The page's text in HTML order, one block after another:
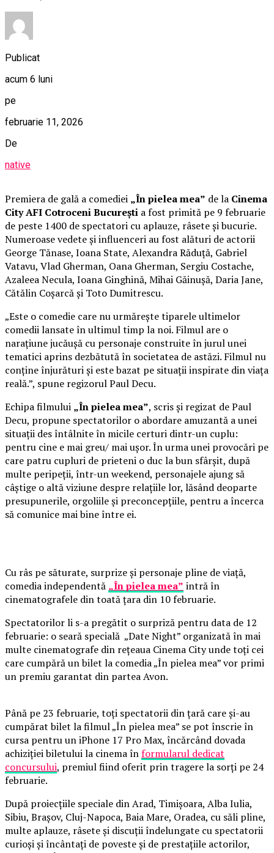
Publicat
acum 6 luni
pe
februarie 11, 2026
De
native
Premiera de gală a comediei „În pielea mea” de la Cinema
City AFI Cotroceni București a fost primită pe 9 februarie
de peste 1400 de spectatori cu aplauze, râsete și bucurie.
Numeroase vedete și influenceri au fost alături de actorii
George Tănase, Ioana State, Alexandra Răduță, Gabriel
Vatavu, Vlad Gherman, Oana Gherman, Sergiu Costache,
Azaleea Necula, Ioana Ginghină, Mihai Găinușă, Daria Jane,
Cătălin Coșarcă și Toto Dumitrescu.
„Este o comedie care nu urmărește tiparele ultimelor
comedii lansate în ultimul timp la noi. Filmul are o
narațiune jucăușă cu personaje construite în jurul unei
tematici aprins dezbătută în societatea de astăzi. Filmul nu
conține înjurături și este bazat pe situații inspirate din viața
reală.”, spune regizorul Paul Decu.
Echipa filmului „În pielea mea”, scris și regizat de Paul
Decu, propune spectatorilor o abordare amuzantă a unei
situații des întâlnite în micile certuri dintr-un cuplu:
pentru cine e mai greu/ mai ușor. În urma unei provocări pe
care patru cupluri de prieteni o duc la bun sfârșit, după
multe peripeții, într-un weekend, personajele ajung să
câștige o altă viziune despre relațiile lor, lăsând deoparte
presupunerile, orgoliile și preconcepțiile, pentru a încerca
să comunice mai bine între ei.
Cu râs pe săturate, surprize și personaje pline de viață,
comedia independentă „În pielea mea” intră în
cinematografele din toată țara din 10 februarie.
Spectatorilor li s-a pregătit o surpriză pentru data de 12
februarie: o seară specială „Date Night” organizată în mai
multe cinematografe din rețeaua Cinema City unde toți cei
care cumpără un bilet la comedia „În pielea mea” vor primi
un premiu garantat din partea Avon.
Până pe 23 februarie, toți spectatorii din țară care și-au
cumpărat bilet la filmul „În pielea mea” se pot înscrie în
cursa pentru un iPhone 17 Pro Max, încărcând dovada
achiziției biletului la cinema înformularul dedicat
concursului, premiul fiind oferit prin tragere la sorți pe 24
februarie.
După proiecțiile speciale din Arad, Timișoara, Alba Iulia,
Sibiu, Brașov, Cluj-Napoca, Baia Mare, Oradea, cu săli pline,
multe aplauze, râsete și discuții îndelungate cu spectatorii
curioși și încântați de poveste și de prestațiile actorilor,